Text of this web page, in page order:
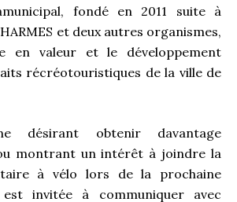
fondé en 2011 suite à
et deux autres organismes,
en valeur et le développement
récréotouristiques de la ville de
désirant obtenir davantage
montrant un intérêt à joindre la
à vélo lors de la prochaine
est invitée à communiquer avec